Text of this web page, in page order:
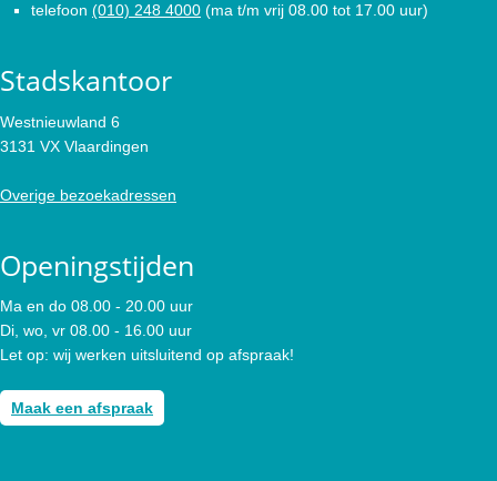
telefoon (010) 248 4000 (ma t/m vrij 08.00 tot 17.00 uur)
Stadskantoor
Westnieuwland 6
3131 VX Vlaardingen
Overige bezoekadressen
Openingstijden
Ma en do 08.00 - 20.00 uur
Di, wo, vr 08.00 - 16.00 uur
Let op: wij werken uitsluitend op afspraak!
Maak een afspraak